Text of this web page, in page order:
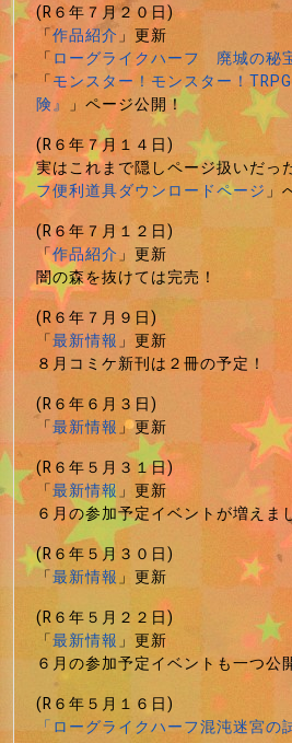
(R６年７月２０日)
「作品紹介」更新
「ローグライクハーフ 廃城の秘
「モンスター！モンスター！
険』 」ページ公開！
(R６年７月１４日)
実はこれまで隠しページ扱いだっ
フ便利道具ダウンロードページ」
(R６年７月１２日)
「作品紹介」更新
闇の森を抜けては完売！
(R６年７月９日)
「最新情報」更新
８月コミケ新刊は２冊の予定！
(R６年６月３日)
「最新情報」更新
(R６年５月３１日)
「最新情報」更新
６月の参加予定イベントが増えま
(R６年５月３０日)
「最新情報」更新
(R６年５月２２日)
「最新情報」更新
６月の参加予定イベントも一つ公
(R６年５月１６日)
「ローグライクハーフ混沌迷宮の